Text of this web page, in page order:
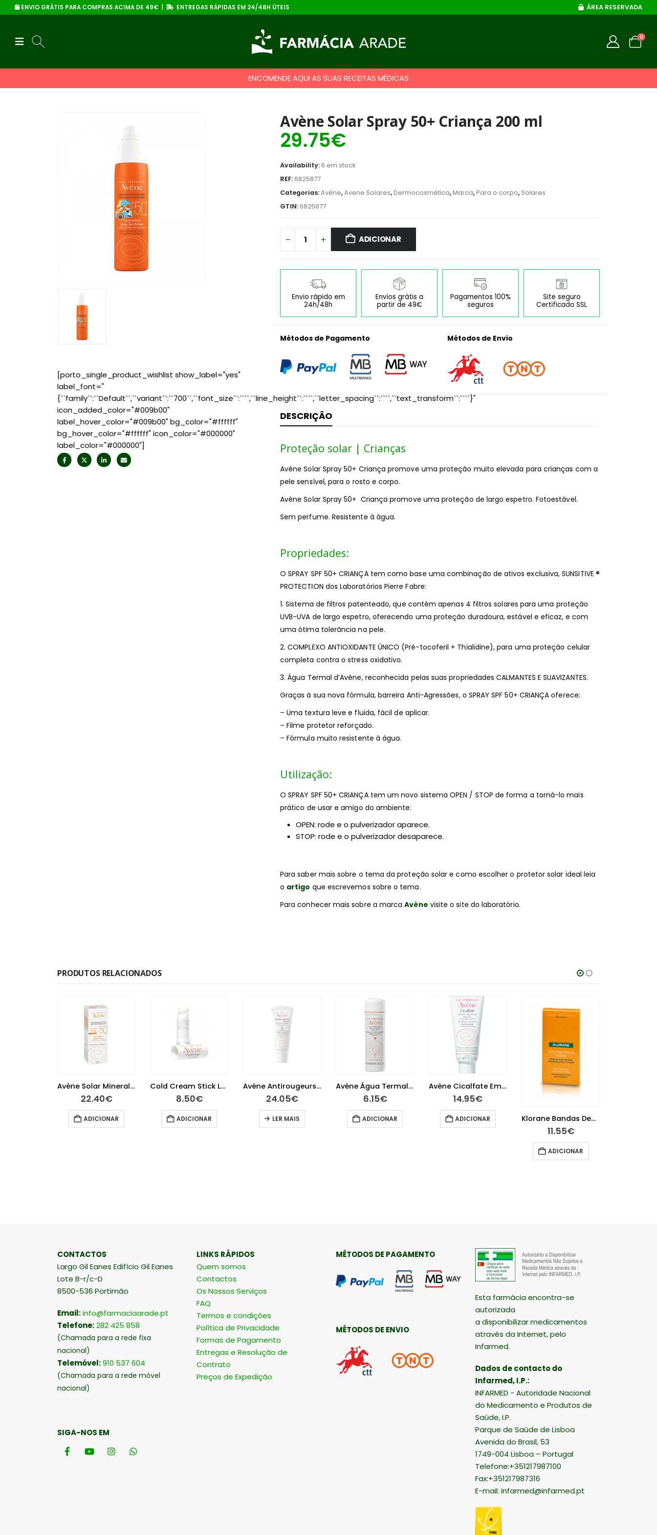
ENVIO GRÁTIS PARA COMPRAS ACIMA DE 49€ | ENTREGAS RÁPIDAS EM 24/48H ÚTEIS ÁREA RESERVADA
0
ENCOMENDE AQUI AS SUAS RECEITAS MÉDICAS
[porto_single_product_wishlist show_label="yes"
label_font="
{``family``:``Default``,``variant``:``700``,``font_size``:````,``line_height``:````,``letter_spacing``:````,``text_transform``:````}"
icon_added_color="#009b00"
label_hover_color="#009b00" bg_color="#ffffff"
bg_hover_color="#ffffff" icon_color="#000000"
label_color="#000000"]
Avène Solar Spray 50+ Criança 200 ml
29.75€
Availability:6 em stock
REF:6825877
Categorias:Avène,Avene Solares,Dermocosmética,Marca,Para o corpo, Solares
GTIN:6825877
ADICIONAR
Envio rápido em
24h/48h
Envios grátis a
partir de 49€
Pagamentos 100%
seguros
Site seguro
Certificado SSL
Métodos de Pagamento Métodos de Envio
DESCRIÇÃO
Proteção solar | Crianças
Avène Solar Spray 50+ Criança promove uma proteção muito elevada para crianças com a
pele sensível, para o rosto e corpo.
Avène Solar Spray 50+ Criança promove uma proteção de largo espetro. Fotoestável.
Sem perfume. Resistente à água.
Propriedades:
O SPRAY SPF 50+ CRIANÇA tem como base uma combinação de ativos exclusiva, SUNSITIVE ®
PROTECTION dos Laboratórios Pierre Fabre:
1. Sistema de filtros patenteado, que contém apenas 4 filtros solares para uma proteção
UVB-UVA de largo espetro, oferecendo uma proteção duradoura, estável e eficaz, e com
uma ótima tolerância na pele.
2. COMPLEXO ANTIOXIDANTE ÚNICO (Pré-tocoferil + Thialidine), para uma proteção celular
completa contra o stress oxidativo.
3. Água Termal d’Avène, reconhecida pelas suas propriedades CALMANTES E SUAVIZANTES.
Graças à sua nova fórmula, barreira Anti-Agressões, o SPRAY SPF 50+ CRIANÇA oferece:
– Uma textura leve e fluida, fácil de aplicar.
– Filme protetor reforçado.
– Fórmula muito resistente à água.
Utilização:
O SPRAY SPF 50+ CRIANÇA tem um novo sistema OPEN / STOP de forma a torná-lo mais
prático de usar e amigo do ambiente:
OPEN: rode e o pulverizador aparece.
STOP: rode e o pulverizador desaparece.
Para saber mais sobre o tema da proteção solar e como escolher o protetor solar ideal leia
o artigo que escrevemos sobre o tema.
Para conhecer mais sobre a marcaAvène visite o site do laboratório.
PRODUTOS RELACIONADOS
Cold Cream Stick Lábios Nutrição 4 gramas
8.50€
ADICIONAR
Avène Antirougeurs Emulsão 40 ml
24.05€
LER MAIS
Avène Água Termal 50ml
6.15€
ADICIONAR
Avène Cicalfate Emulsão 40 ml
14.95€
ADICIONAR
11.55€
13.95€
CONTACTOS
Largo Gil Eanes Edifício Gil Eanes
Lote B-r/c-D
8500-536 Portimão
Email:info@farmaciaarade.pt
Telefone:282 425 858
(Chamada para a rede fixa
nacional)
Telemóvel:910 537 604
(Chamada para a rede móvel
nacional)
SIGA-NOS EM
LINKS RÁPIDOS
Quem somos
Contactos
Os Nossos Serviços
FAQ
Termos e condições
Política de Privacidade
Formas de Pagamento
Entregas e Resolução de
Contrato
Preços de Expedição
MÉTODOS DE PAGAMENTO
MÉTODOS DE ENVIO
Esta farmácia encontra-se
autorizada
a disponibilizar medicamentos
através da Internet, pelo
Infarmed.
Dados de contacto do
Infarmed, I.P.:
INFARMED - Autoridade Nacional
do Medicamento e Produtos de
Saúde, I.P.
Parque de Saúde de Lisboa
Avenida do Brasil, 53
1749-004 Lisboa – Portugal
Telefone:+351217987100
Fax:+351217987316
E-mail: infarmed@infarmed.pt